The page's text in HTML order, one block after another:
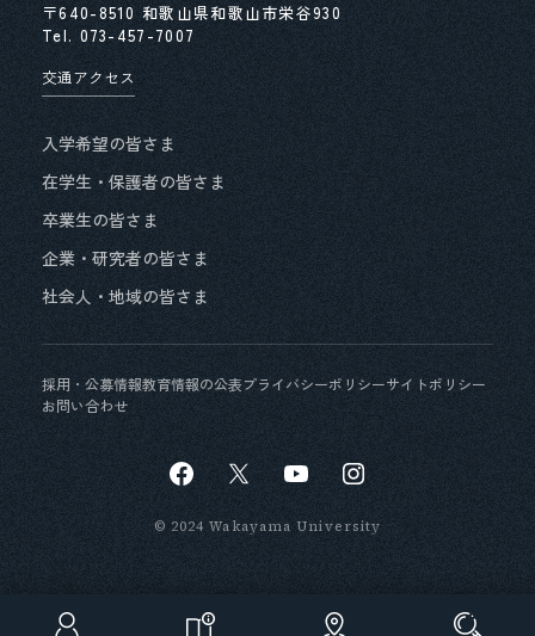
第４期中期⽬標・中期計画期間末に⽬指す専任教
員の年齢構成
労働施策総合推進法に基づく中途採用比率の公表
情報公開・個人情報保護
和歌山大学における人権に関する基本理念
独立行政法人等の役員に就いている退職公務員等
和歌山大学におけるSOGIの多様性に関する基本方
針及び対応ガイドランについて
〒640-8510 和歌山県和歌山市栄谷930
Tel. 073-457-7007
交通アクセス
入学希望の皆さま
在学生・保護者の皆さま
卒業生の皆さま
企業・研究者の皆さま
社会人・地域の皆さま
採用・公募情報教育情報の公表プライバシーポリシーサイトポリシー
お問い合わせ
© 2024 Wakayama University